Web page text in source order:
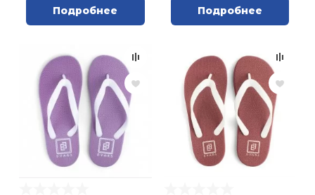
Подробнее Подробнее